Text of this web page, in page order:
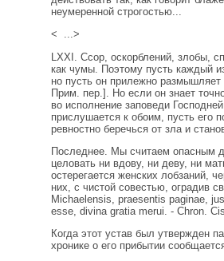
неумеренной строгостью...
< ...>
LXXI. Ссор, оскорблений, злобы,
как чумы. Поэтому пусть каждый
но пусть он прилежно
Прим. пер.]. Но если он знает
во исполнение заповеди
прислушается к обоим, пусть его
ревностно беречься от зла и
Последнее. Мы считаем опасным
целовать ни вдову, ни деву, ни
остерегается женских лобзаний,
них, с чистой совестью, оградив
Michaelensis, praesentis paginae,
esse, divina gratia merui. - Chron.
Когда этот устав был утвержден
хронике о его прибытии